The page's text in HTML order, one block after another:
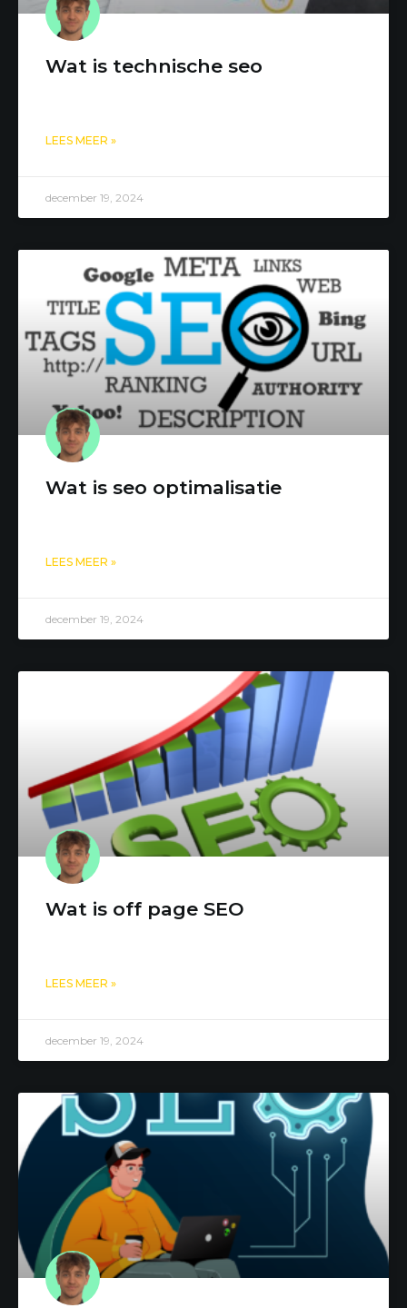
Wat is technische seo
LEES MEER »
december 19, 2024
Wat is seo optimalisatie
LEES MEER »
december 19, 2024
Wat is off page SEO
LEES MEER »
december 19, 2024